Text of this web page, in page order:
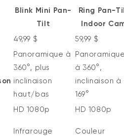
Blink Mini Pan-
Tilt
Ring Pan-
Indoor
49,99 $ 59,99 $
Panoramique à
360°, plus
inclinaison
haut/bas
à 360°,
inclinaison à
169°
HD 1080p HD 1080p
Infrarouge Couleur